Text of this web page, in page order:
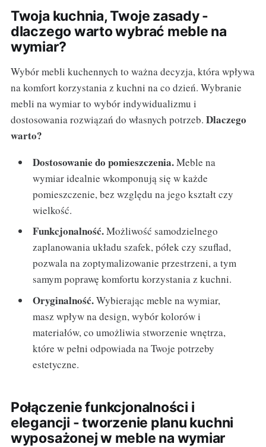
Twoja kuchnia, Twoje zasady -
dlaczego warto wybrać meble na
wymiar?
Wybór mebli kuchennych to ważna decyzja, która wpływa
na komfort korzystania z kuchni na co dzień. Wybranie
mebli na wymiar to wybór indywidualizmu i
dostosowania rozwiązań do własnych potrzeb. Dlaczego
warto?
Dostosowanie do pomieszczenia.Meble na
wymiar idealnie wkomponują się w każde
pomieszczenie, bez względu na jego kształt czy
wielkość.
Funkcjonalność.Możliwość samodzielnego
zaplanowania układu szafek, półek czy szuflad,
pozwala na zoptymalizowanie przestrzeni, a tym
samym poprawę komfortu korzystania z kuchni.
Oryginalność.Wybierając meble na wymiar,
masz wpływ na design, wybór kolorów i
materiałów, co umożliwia stworzenie wnętrza,
które w pełni odpowiada na Twoje potrzeby
estetyczne.
Połączenie funkcjonalności i
elegancji - tworzenie planu kuchni
wyposażonej w meble na wymiar